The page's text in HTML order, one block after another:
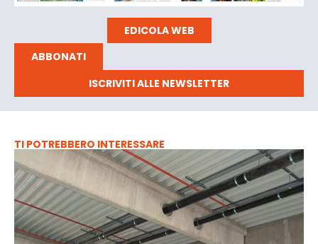
EDICOLA WEB
ABBONATI
ISCRIVITI ALLE NEWSLETTER
TI POTREBBERO INTERESSARE